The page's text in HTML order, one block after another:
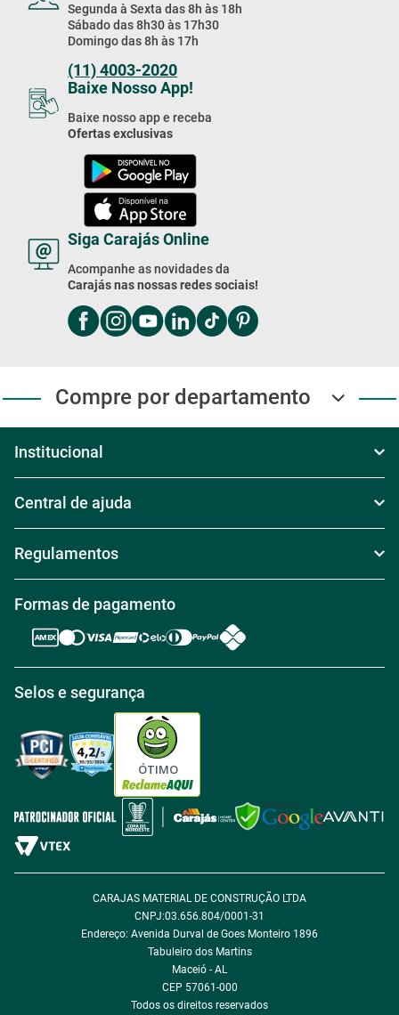
Segunda à Sexta das 8h às 18h
Sábado das 8h30 às 17h30
Domingo das 8h às 17h
(11) 4003-2020
Baixe Nosso App!
Baixe nosso app e receba
Ofertas exclusivas
Siga Carajás Online
Acompanhe as novidades da
Carajás nas nossas redes sociais!
Compre por departamento
Institucional
Televendas
Nossas Lojas
Trabalhe conosco
Central de atendimento
Central de ajuda
Política de Troca
Política de Reembolso
Política de Entrega
Política de Privacidade
Política de Cookie
Política de Desconto
Fale com encarregado de dados
Regulamentos
Regras de Desconto
Regulamento Aniversário Premiado
Formas de pagamento
Selos e segurança
ÓTIMO
CARAJAS MATERIAL DE CONSTRUÇÃO LTDA
CNPJ:03.656.804/0001-31
Endereço: Avenida Durval de Goes Monteiro 1896
Tabuleiro dos Martins
Maceió - AL
CEP 57061-000
Todos os direitos reservados